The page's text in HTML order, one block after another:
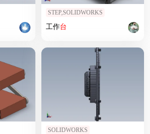
STEP,SOLIDWORKS
工作台
SOLIDWORKS